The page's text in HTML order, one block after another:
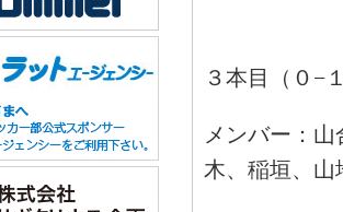
３本目（０−
メンバー：
木、稲垣、山